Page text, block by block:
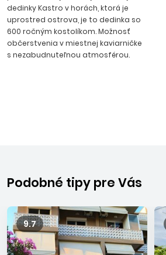
dedinky Kastro v horách, ktorá je
uprostred ostrova, je to dedinka so
600 ročným kostolíkom. Možnosť
občerstvenia v miestnej kaviarničke
s nezabudnuteľnou atmosférou.
Podobné tipy pre Vás
9.7